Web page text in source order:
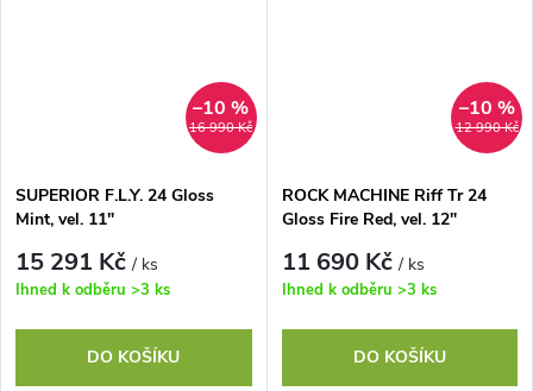
16 990 Kč
–10 %
SUPERIOR F.L.Y. 24 Gloss
Mint, vel. 11"
15 291 Kč/ ks
Ihned k odběru >3 ks
DO KOŠÍKU
12 990 Kč
–10 %
ROCK MACHINE Riff Tr 24
Gloss Fire Red, vel. 12"
11 690 Kč/ ks
Ihned k odběru >3 ks
DO KOŠÍKU